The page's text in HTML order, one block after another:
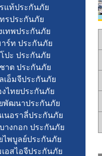
แท้ประกันภัย
รประกันภัย
เทพประกันภัย
าร์ท ประกันภัย
ปะ ประกันภัย
าต ประกันภัย
เอ็มจีประกันภัย
ไทยประกันภัย
พัฒนาประกันภัย
นอราลี่ประกันภัย
างกอก ประกันภัย
ไพบูลย์ประกันภัย
อสไอจีประกันภัย